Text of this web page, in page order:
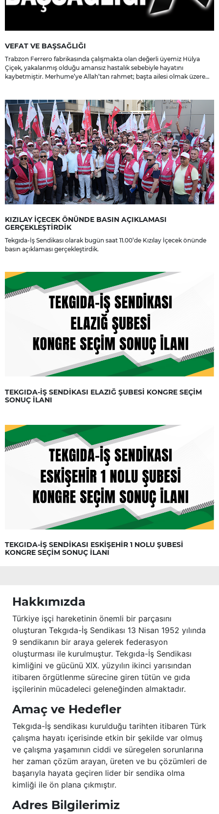
VEFAT VE BAŞSAĞLIĞI
Trabzon Ferrero fabrikasında çalışmakta olan değerli üyemiz Hülya
Çiçek, yakalanmış olduğu amansız hastalık sebebiyle hayatını
kaybetmiştir. Merhume’ye Allah’tan rahmet; başta ailesi olmak üzere
KIZILAY İÇECEK ÖNÜNDE BASIN AÇIKLAMASI
GERÇEKLEŞTİRDİK
Tekgıda-İş Sendikası olarak bugün saat 11.00’de Kızılay İçecek önünde
basın açıklaması gerçekleştirdik.
TEKGIDA-İŞ SENDİKASI ELAZIĞ ŞUBESİ KONGRE SEÇİM
SONUÇ İLANI
TEKGIDA-İŞ SENDİKASI ESKİŞEHİR 1 NOLU ŞUBESİ
KONGRE SEÇİM SONUÇ İLANI
Hakkımızda
Türkiye işçi hareketinin önemli bir parçasını
oluşturan Tekgıda-İş Sendikası 13 Nisan 1952 yılında
9 sendikanın bir araya gelerek federasyon
oluşturması ile kurulmuştur. Tekgıda-İş Sendikası
kimliğini ve gücünü XIX. yüzyılın ikinci yarısından
itibaren örgütlenme sürecine giren tütün ve gıda
işçilerinin mücadeleci geleneğinden almaktadır.
Amaç ve Hedefler
Tekgıda-İş sendikası kurulduğu tarihten itibaren Türk
çalışma hayatı içerisinde etkin bir şekilde var olmuş
ve çalışma yaşamının ciddi ve süregelen sorunlarına
her zaman çözüm arayan, üreten ve bu çözümleri de
başarıyla hayata geçiren lider bir sendika olma
kimliği ile ön plana çıkmıştır.
Adres Bilgilerimiz